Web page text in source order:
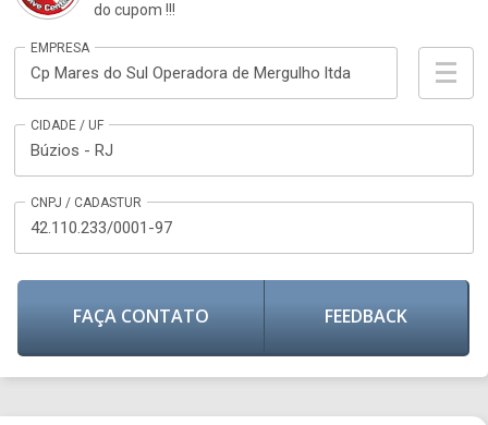
do cupom !!!
EMPRESA
Cp Mares do Sul Operadora de Mergulho ltda
CIDADE / UF
Búzios - RJ
CNPJ / CADASTUR
42.110.233/0001-97
FAÇA CONTATO FEEDBACK